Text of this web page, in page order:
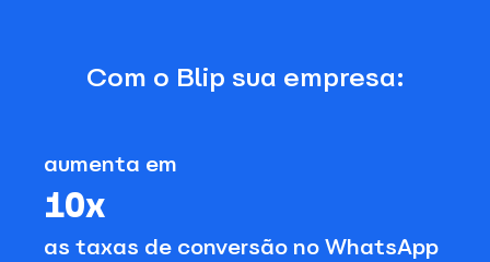
Com o Blip sua empresa:
aumenta em
10x
as taxas de conversão no WhatsApp